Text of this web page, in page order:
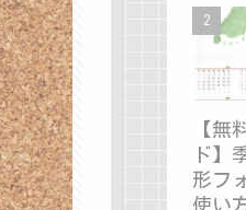
【無
ド】
形フ
使い